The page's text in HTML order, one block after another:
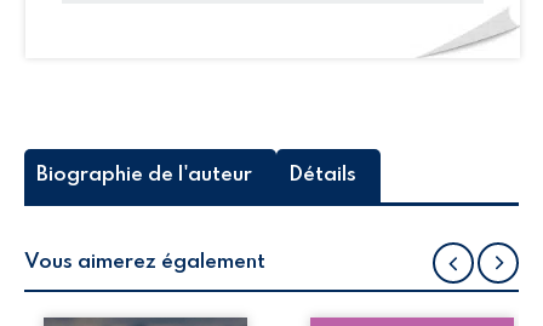
Biographie de l'auteur Détails
Vous aimerez également